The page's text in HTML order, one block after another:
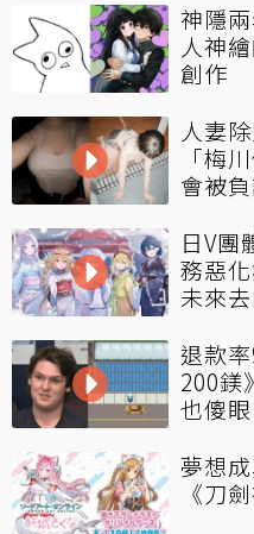
神隱
人神
創作
人妻
「梅
會被
日V團
務惡
未來
退款
200鎂
也傻眼
夢想
《刀